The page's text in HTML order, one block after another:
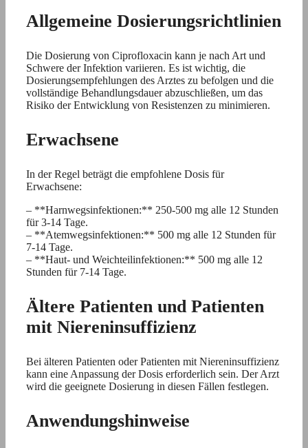
Allgemeine Dosierungsrichtlinien
Die Dosierung von Ciprofloxacin kann je nach Art und
Schwere der Infektion variieren. Es ist wichtig, die
Dosierungsempfehlungen des Arztes zu befolgen und die
vollständige Behandlungsdauer abzuschließen, um das
Risiko der Entwicklung von Resistenzen zu minimieren.
Erwachsene
In der Regel beträgt die empfohlene Dosis für
Erwachsene:
– **Harnwegsinfektionen:** 250-500 mg alle 12 Stunden
für 3-14 Tage.
– **Atemwegsinfektionen:** 500 mg alle 12 Stunden für
7-14 Tage.
– **Haut- und Weichteilinfektionen:** 500 mg alle 12
Stunden für 7-14 Tage.
Ältere Patienten und Patienten
mit Niereninsuffizienz
Bei älteren Patienten oder Patienten mit Niereninsuffizienz
kann eine Anpassung der Dosis erforderlich sein. Der Arzt
wird die geeignete Dosierung in diesen Fällen festlegen.
Anwendungshinweise